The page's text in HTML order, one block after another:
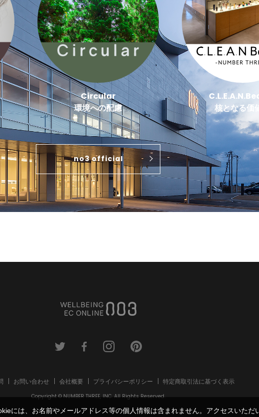
Circular
環境への配慮
核となる価
no3 official
お問い合わせ 会社概要 プライバシーポリシー 特定商取引法に基づく表示
Copyright © NUMBER THREE, INC. All Rights Reserved.
には、お名前やメールアドレス等の個人情報は含まれません。アクセスいただ